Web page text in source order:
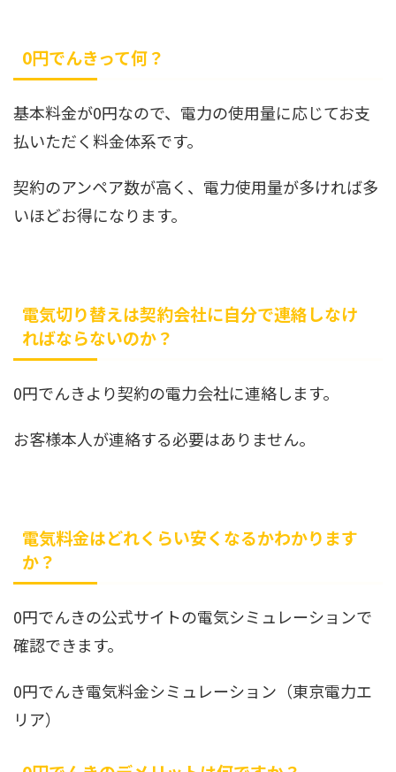
0円でんきって何？
基本料金が0円なので、電力の使用量に応じてお支
払いただく料金体系です。
契約のアンペア数が高く、電力使用量が多ければ多
いほどお得になります。
電気切り替えは契約会社に自分で連絡しなけ
ればならないのか？
0円でんきより契約の電力会社に連絡します。
お客様本人が連絡する必要はありません。
電気料金はどれくらい安くなるかわかります
か？
0円でんきの公式サイトの電気シミュレーションで
確認できます。
0円でんき電気料金シミュレーション（東京電力エ
リア）